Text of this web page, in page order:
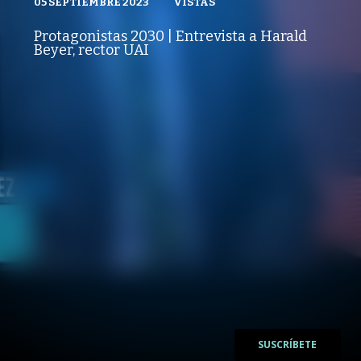
ADMISIÓN UAI 05 SEPTIEMBRE 2023
REPRODUCCIONES
VISTAS
Protagonistas 2030 | Entrevista a Harald
Beyer, rector UAI
SUSCRÍBETE
VISTAS